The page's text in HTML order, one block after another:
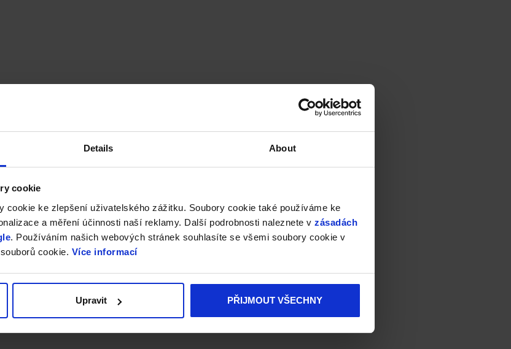
Details About
cookie
cookie ke zlepšení uživatelského zážitku. Soubory cookie také používáme ke
a měření účinnosti naší reklamy. Další podrobnosti naleznete v zásadách
. Používáním našich webových stránek souhlasíte se všemi soubory cookie v
cookie. Více informací
Upravit PŘIJMOUT VŠECHNY